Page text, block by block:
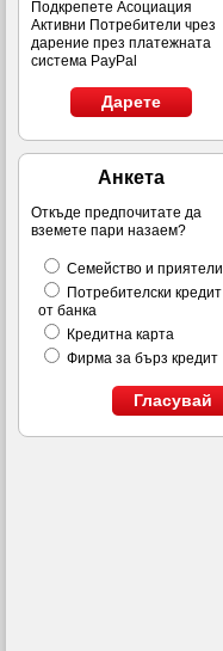
Подкрепете Асоциация
Активни Потребители чрез
дарение през платежната
система PayPal
Дарете
Анкета
Откъде предпочитате да
вземете пари назаем?
Семейство и приятели
Потребителски кредит
от банка
Кредитна карта
Фирма за бърз кредит
Гласувай